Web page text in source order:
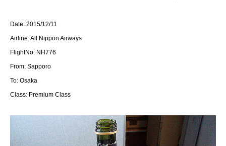
Date: 2015/12/11
Airline: All Nippon Airways
FlightNo: NH776
From: Sapporo
To: Osaka
Class: Premium Class